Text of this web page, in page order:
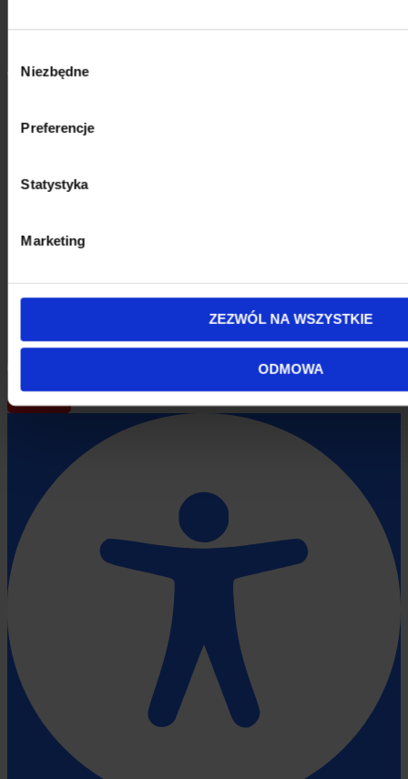
zgody
Niezbędne
Preferencje
Statystyka
Marketing
ZEZWÓL NA WSZYSTKIE
ODMOWA
commercial vehicles.. All Rights Reserved.